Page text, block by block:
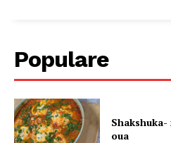
Populare
oua